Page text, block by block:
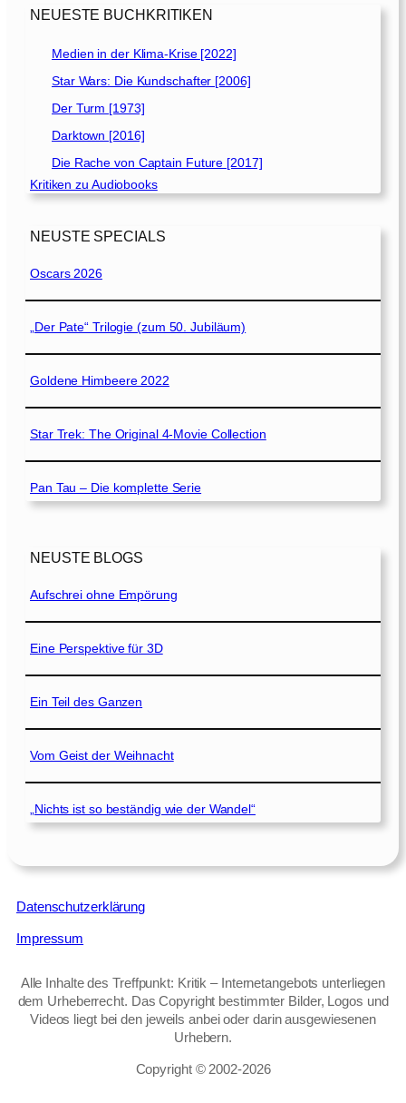
NEUESTE BUCHKRITIKEN
Medien in der Klima-Krise [2022]
Star Wars: Die Kundschafter [2006]
Der Turm [1973]
Darktown [2016]
Die Rache von Captain Future [2017]
Kritiken zu Audiobooks
NEUSTE SPECIALS
Oscars 2026
„Der Pate“ Trilogie (zum 50. Jubiläum)
Goldene Himbeere 2022
Star Trek: The Original 4-Movie Collection
Pan Tau – Die komplette Serie
NEUSTE BLOGS
Aufschrei ohne Empörung
Eine Perspektive für 3D
Ein Teil des Ganzen
Vom Geist der Weihnacht
„Nichts ist so beständig wie der Wandel“
Datenschutzerklärung
Impressum
Alle Inhalte des Treffpunkt: Kritik – Internetangebots unterliegen
dem Urheberrecht. Das Copyright bestimmter Bilder, Logos und
Videos liegt bei den jeweils anbei oder darin ausgewiesenen
Urhebern.
Copyright © 2002‑2026